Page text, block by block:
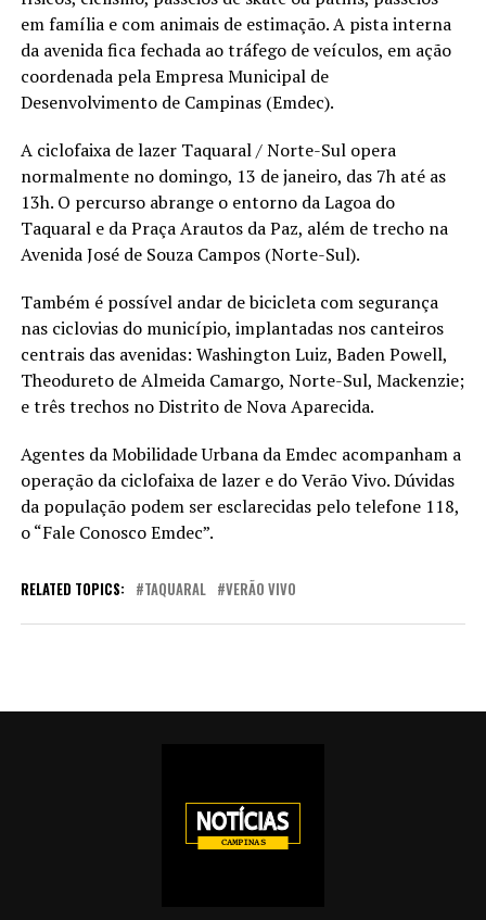
em família e com animais de estimação. A pista interna
da avenida fica fechada ao tráfego de veículos, em ação
coordenada pela Empresa Municipal de
Desenvolvimento de Campinas (Emdec).
A ciclofaixa de lazer Taquaral / Norte-Sul opera
normalmente no domingo, 13 de janeiro, das 7h até as
13h. O percurso abrange o entorno da Lagoa do
Taquaral e da Praça Arautos da Paz, além de trecho na
Avenida José de Souza Campos (Norte-Sul).
Também é possível andar de bicicleta com segurança
nas ciclovias do município, implantadas nos canteiros
centrais das avenidas: Washington Luiz, Baden Powell,
Theodureto de Almeida Camargo, Norte-Sul, Mackenzie;
e três trechos no Distrito de Nova Aparecida.
Agentes da Mobilidade Urbana da Emdec acompanham a
operação da ciclofaixa de lazer e do Verão Vivo. Dúvidas
da população podem ser esclarecidas pelo telefone 118,
o “Fale Conosco Emdec”.
RELATED TOPICS: TAQUARAL VERÃO VIVO